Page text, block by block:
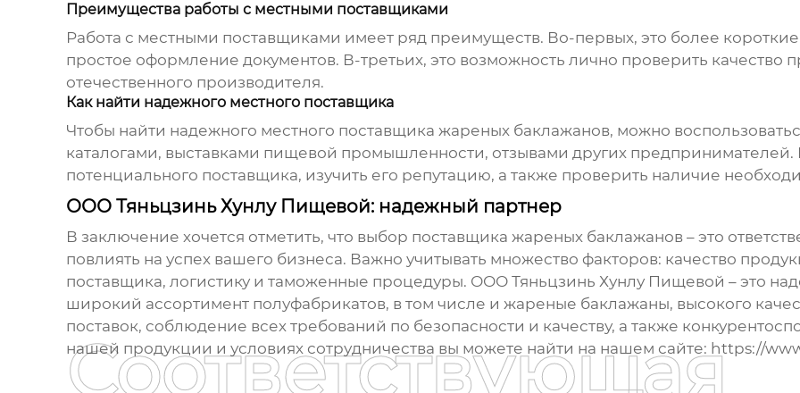
Преимущества работы с местными поставщиками
Работа с местными поставщиками имеет ряд преимуществ. Во-первых, это более
простое оформление документов. В-третьих, это возможность лично проверить качество
отечественного производителя.
Как найти надежного местного поставщика
Чтобы найти надежного местного поставщика жареных баклажанов, можно
каталогами, выставками пищевой промышленности, отзывами других предпринимателей.
потенциального поставщика, изучить его репутацию, а также проверить наличие
ООО Тяньцзинь Хунлу Пищевой: надежный партнер
В заключение хочется отметить, что выбор поставщика жареных баклажанов– это
повлиять на успех вашего бизнеса. Важно учитывать множество факторов: качество
поставщика, логистику и таможенные процедуры. ООО Тяньцзинь Хунлу Пищевой – это
широкий ассортимент полуфабрикатов, в том числе и жареные баклажаны, высокого
поставок, соблюдение всех требований по безопасности и качеству, а также
нашей продукции и условиях сотрудничества вы можете найти на нашем сайте: https://
Соответствующая